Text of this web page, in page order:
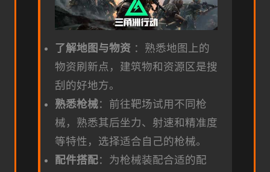
了解地图与物资 ：熟悉地图上的
物资刷新点，建筑物和资源区是搜
刮的好地方。
熟悉枪械：前往靶场试用不同枪
械，熟悉其后坐力、射速和精准度
等特性，选择适合自己的枪械。
配件搭配：为枪械装配合适的配